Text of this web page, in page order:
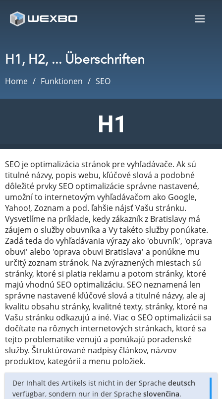
H1, H2, ... Überschriften
Home Funktionen SEO
SEO je optimalizácia stránok pre vyhľadávače. Ak sú
titulné názvy, popis webu, kľúčové slová a podobné
dôležité prvky SEO optimalizácie správne nastavené,
umožní to internetovým vyhľadávačom ako Google,
Yahoo!, Zoznam a pod. ľahšie nájsť Vašu stránku.
Vysvetlíme na príklade, kedy zákazník z Bratislavy má
záujem o služby obuvníka a Vy takéto služby ponúkate.
Zadá teda do vyhľadávania výrazy ako 'obuvník', 'oprava
obuvi' alebo 'oprava obuvi Bratislava' a ponúkne mu
určitý zoznam stránok. Na zvýraznených miestach sú
stránky, ktoré si platia reklamu a potom stránky, ktoré
majú vhodnú SEO optimalizáciu. SEO neznamená len
správne nastavené kľúčové slová a titulné názvy, ale aj
kvalitu obsahu stránky, kvalitné texty, stránky, ktoré na
Vašu stránku odkazujú a iné. Viac o SEO optimalizácii sa
dočítate na rôznych internetových stránkach, ktoré sa
tejto problematike venujú a ponúkajú poradenské
služby. Štruktúrované nadpisy článkov, názvov
produktov, kategórií a menu položiek.
Der Inhalt des Artikels ist nicht in der Sprache deutsch
verfügbar, sondern nur in der Sprache slovenčina.